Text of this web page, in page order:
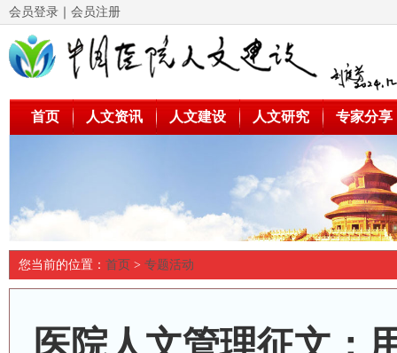
会员登录 ｜ 会员注册
首页 人文资讯 人文建设 人文研究 专家分享
您当前的位置： 首页 > 专题活动